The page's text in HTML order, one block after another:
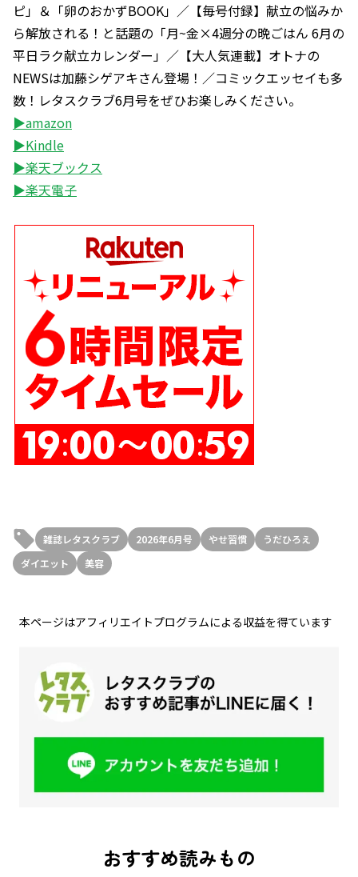
ピ」＆「卵のおかずBOOK」／【毎号付録】献立の悩みか
ら解放される！と話題の「月~金×4週分の晩ごはん 6月の
平日ラク献立カレンダー」／【大人気連載】オトナの
NEWSは加藤シゲアキさん登場！／コミックエッセイも多
数！レタスクラブ6月号をぜひお楽しみください。
▶amazon
▶Kindle
▶楽天ブックス
▶楽天電子
雑誌レタスクラブ 2026年6月号 やせ習慣
うだひろえ
ダイエット
美容
本ページはアフィリエイトプログラムによる収益を得ています
おすすめ読みもの